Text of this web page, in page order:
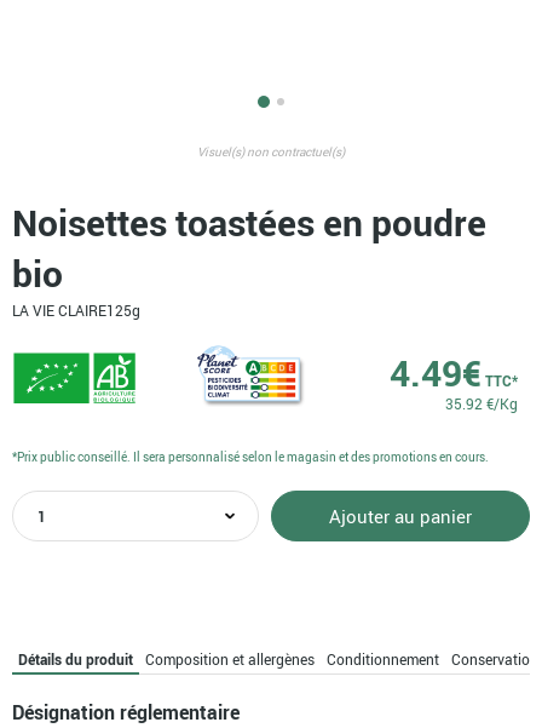
Visuel(s) non contractuel(s)
Noisettes toastées en poudre
bio
LA VIE CLAIRE125g
4.49€ TTC*
35.92 €/Kg
quantité
de
bio
Ajouter au panier
*Prix public conseillé. Il sera personnalisé selon le magasin et des promotions en cours.
Détails du produit Composition et allergènes Conditionnement Conservation
Désignation réglementaire